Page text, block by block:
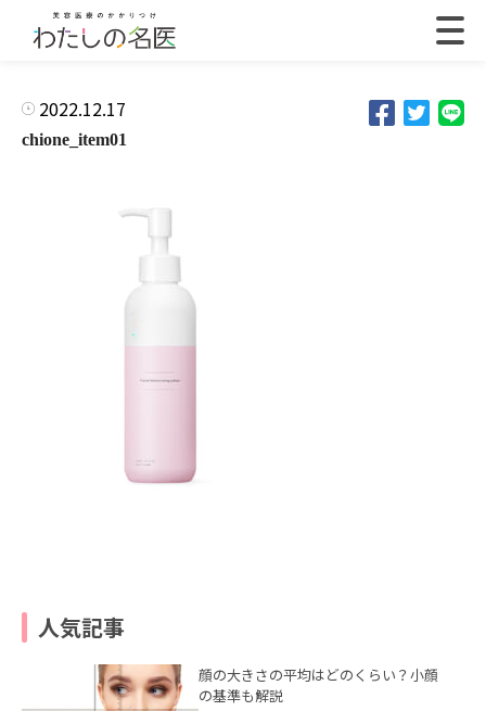
2022.12.17
chione_item01
人気記事
顔の大きさの平均はどのくらい？小顔
の基準も解説